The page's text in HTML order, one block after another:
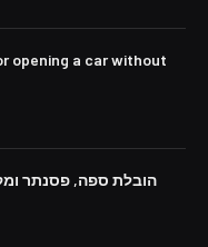
opening a car without
הובלת ספה, פסנתר